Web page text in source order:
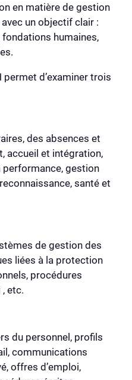
en matière de gestion
un objectif clair :
humaines,
permet d’examiner trois
des absences et
accueil et intégration,
gestion
santé et
de gestion des
liées à la protection
procédures
etc.
du personnel, profils
communications
offres d’emploi,